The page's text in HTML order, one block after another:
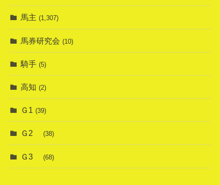
馬主 (1,307)
馬券研究会 (10)
騎手 (5)
高知 (2)
Ｇ1 (39)
Ｇ2 (38)
Ｇ3 (68)